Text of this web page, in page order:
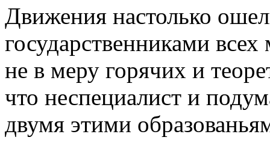
Движения настолько
государственниками
не в меру горячих и
что неспециалист и
двумя этими